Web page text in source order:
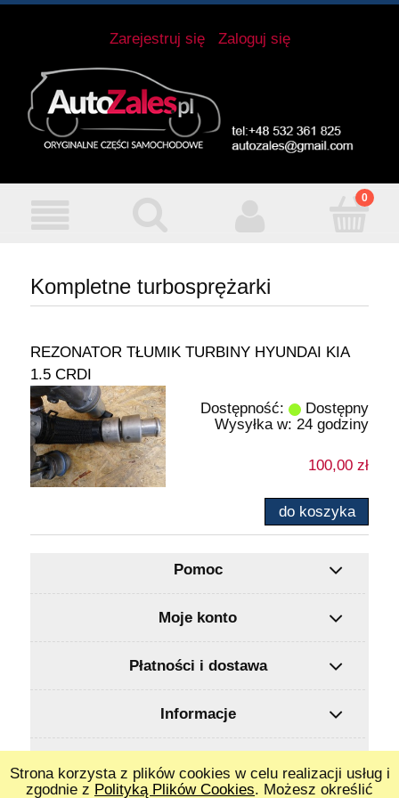
Strona korzysta z plików cookies w celu realizacji usług i
zgodnie z Polityką Plików Cookies. Możesz określić
Zarejestruj się Zaloguj się
Kompletne turbosprężarki
REZONATOR TŁUMIK TURBINY HYUNDAI KIA
1.5 CRDI
Dostępność:
Dostępny
Wysyłka w: 24 godziny
100,00 zł
do koszyka
Pomoc
Moje konto
Płatności i dostawa
Informacje